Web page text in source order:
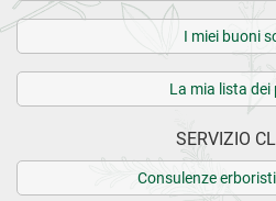
I miei buoni
La mia lista dei
SERVIZIO
Consulenze